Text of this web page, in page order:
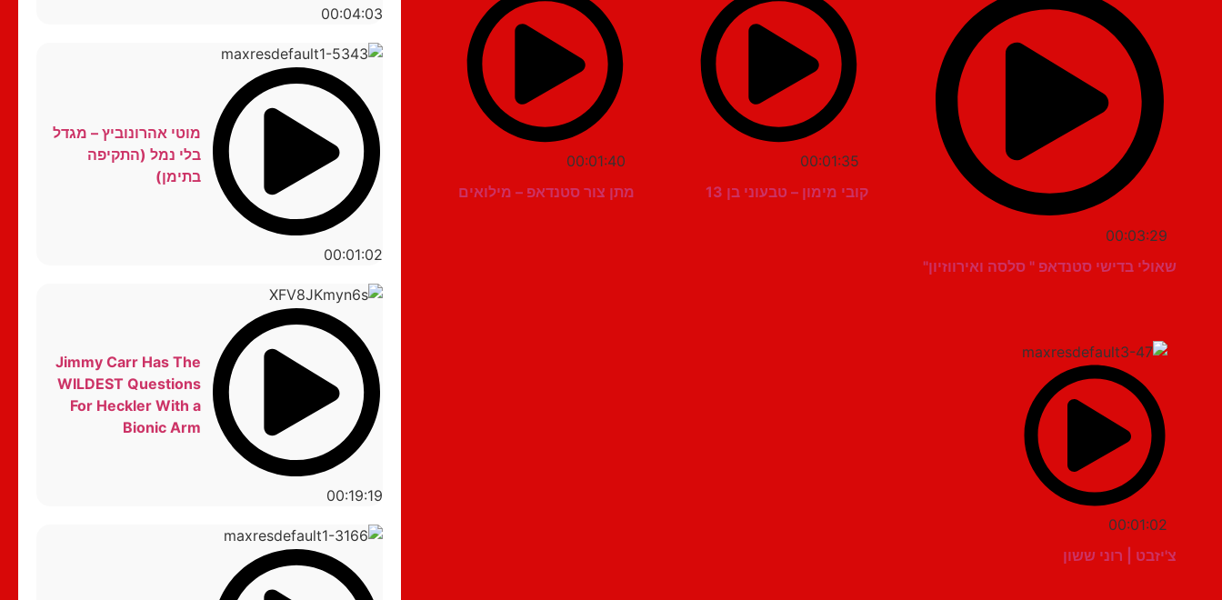
00:03:29
שאולי בדישי סטנדאפ " סלסה ואירווזיון"
00:01:35
קובי מימון – טבעוני בן 13
00:01:40
מתן צור סטנדאפ – מילואים
00:01:02
צ'יזבט | רוני ששון
00:04:03
00:01:02
מוטי אהרונוביץ – מגדל
בלי נמל (התקיפה
בתימן)
00:19:19
Jimmy Carr Has The
WILDEST Questions
For Heckler With a
Bionic Arm